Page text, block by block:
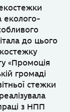
еколого-
до цього
«Промоція
громаді
стежки
з НПП